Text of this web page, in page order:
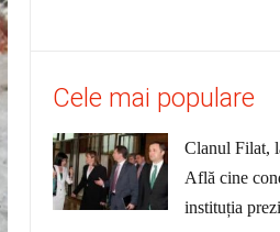
Cele mai populare
Clanul Filat,
Află cine
instituția